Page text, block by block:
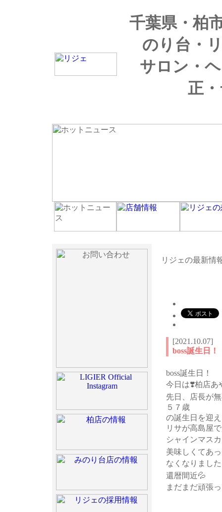
千葉県・柏
のり台・
サロン・
正
[2021.10.07]
boss誕生日！
boss誕生日！
今日は❣️柏店あ
先日、店長が
５７歳
の誕生日を迎
リサが高島屋
シャインマス
美味しくてあ
なくなりました
還暦間近💦
まだまだ頑張